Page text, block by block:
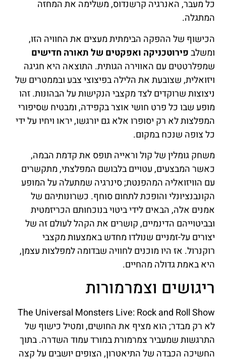
כל מעבר, האנרגיה קרשנדוס, משלימה את המחזה
המתגלה.
הכישוף של ההפקה הבימתית מעצים את החוויה הזו,
ומשלבפירוטכניקה ואפקטים של תאורה חדישים
שמפלרטטים עם האווירה הגותית. התוצאה היא חגיגה
ויזואלית, שצובעת את הלילה בפיצוצי צבע ובממטרים של
ניצוצות שרוקדים לצד מקצבי הנקישות על הבהונות. זהו
מופע שבו כל פרט חושי אוצר בקפידה, ומבטיח שסיפורי
המפלצות לא רק יסופרו אלא גם יורגשו, יראו ויחיו על ידי
כל צופה שנכח במקום.
משחק גומלין של קול וראייה תופס את קדמת הבמה,
כאשר המבצעים, עטויים בלבושם המפלצתי, מתקשרים
עם הוויזואליה המהפנטת; סינרגיה שמתעלה על המופע
הקונבנציונלי והופכת לתחום סוחף. כשרונותיהם של
אמנים אלה, הבאים לידי ביטוי בנוכחותם הכריזמטית
ובביטוייהם הדינמיים, קושרים את הקהל לעולם זה של
יצורים על-זמניים שנולדו מחדש באמצעות מקצבי
רוקנרול. אז היו מוכנים לחוויה שבדומה למפלצות עצמן,
היא באמת גדולה מהחיים.
ריגושים וצמרמורות
The Universal Monsters Live: Rock and Roll Show
לא רק מבדר; הוא מציף את החושים, ומטיל כישוף של
התרגשות שמעביר צמרמורת במורד עמוד השדרה. בתוך
החשיכה הכבדה של התיאטרון, הצופים יושבים על קצה